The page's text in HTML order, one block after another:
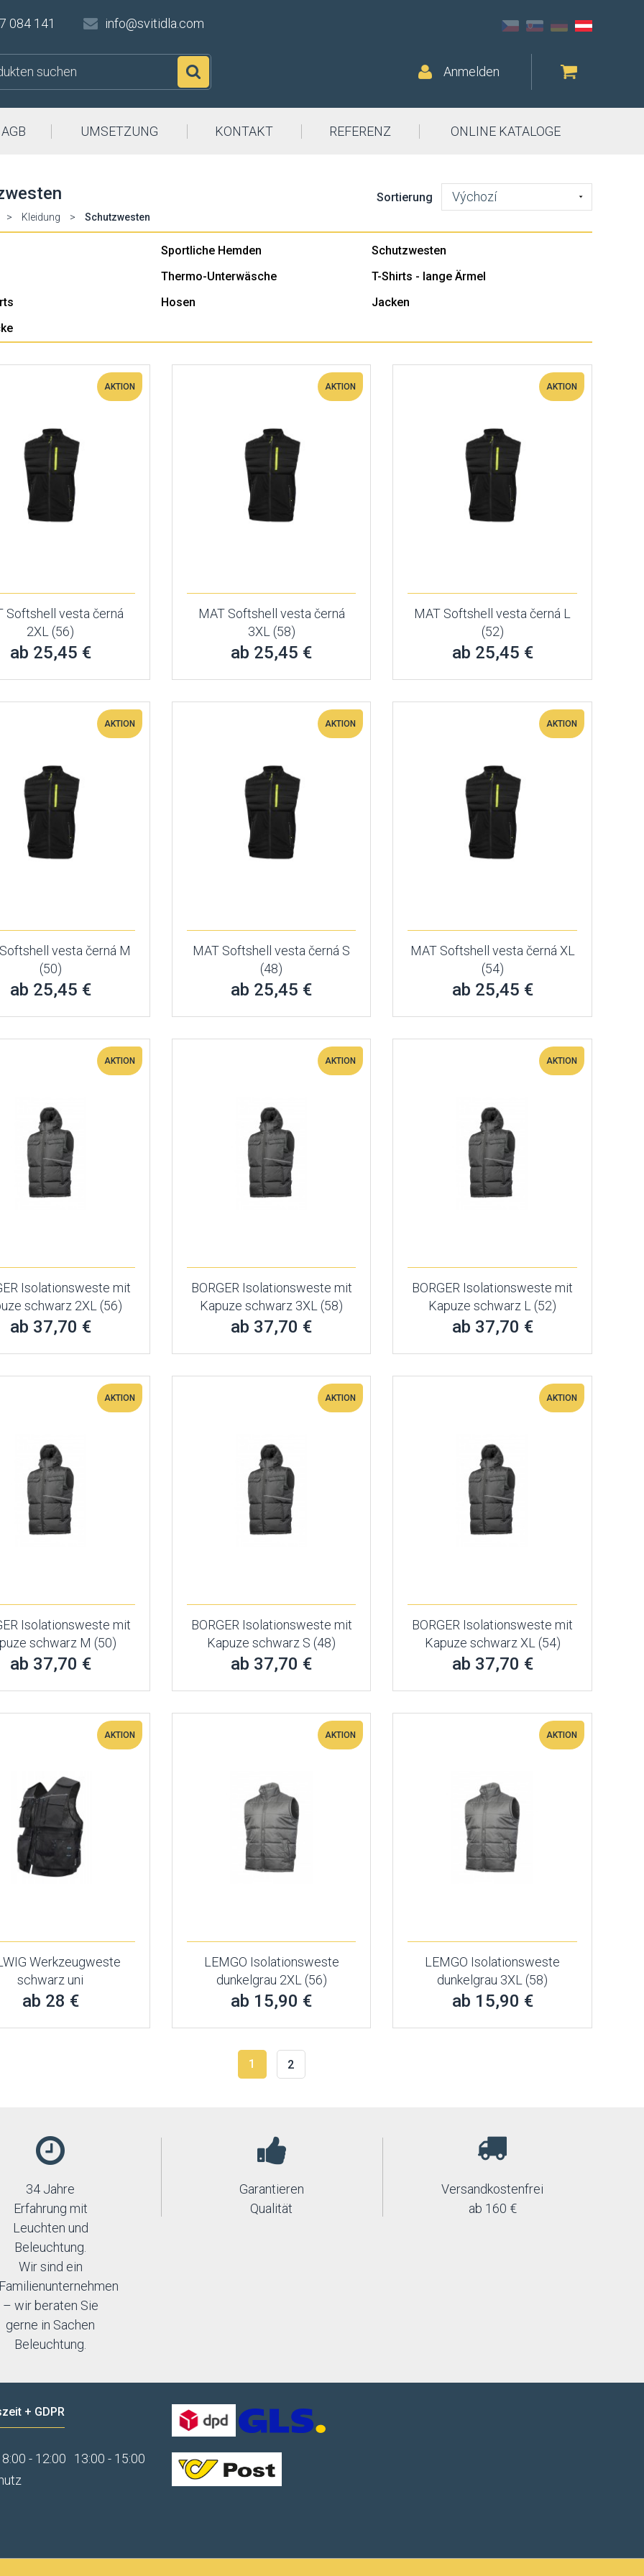
084 141 info@svitidla.com
Anmelden
AGB UMSETZUNG KONTAKT REFERENZ ONLINE KATALOGE
> Kleidung > Schutzwesten
Sortierung Výchozí
Sportliche Hemden
Schutzwesten
Thermo-Unterwäsche
T-Shirts - lange Ärmel
Hosen
Jacken
AKTION
Softshell vesta černá
2XL (56)
ab 25,45 €
AKTION
MAT Softshell vesta černá
3XL (58)
ab 25,45 €
AKTION
MAT Softshell vesta černá L
(52)
ab 25,45 €
AKTION
vesta černá M
(50)
ab 25,45 €
AKTION
MAT Softshell vesta černá S
(48)
ab 25,45 €
AKTION
MAT Softshell vesta černá XL
(54)
ab 25,45 €
AKTION
Isolationsweste mit
schwarz 2XL (56)
ab 37,70 €
AKTION
BORGER Isolationsweste mit
Kapuze schwarz 3XL (58)
ab 37,70 €
AKTION
BORGER Isolationsweste mit
Kapuze schwarz L (52)
ab 37,70 €
AKTION
Isolationsweste mit
schwarz M (50)
ab 37,70 €
AKTION
BORGER Isolationsweste mit
Kapuze schwarz S (48)
ab 37,70 €
AKTION
BORGER Isolationsweste mit
Kapuze schwarz XL (54)
ab 37,70 €
AKTION
Werkzeugweste
schwarz uni
ab 28 €
AKTION
LEMGO Isolationsweste
dunkelgrau 2XL (56)
ab 15,90 €
AKTION
LEMGO Isolationsweste
dunkelgrau 3XL (58)
ab 15,90 €
1 2
34 Jahre
Erfahrung mit
Leuchten und
Beleuchtung.
Wir sind ein
– wir beraten Sie
gerne in Sachen
Beleuchtung.
Garantieren
Qualität
Versandkostenfrei
ab 160 €
+ GDPR
8:00 - 12:00
13:00 - 15:00